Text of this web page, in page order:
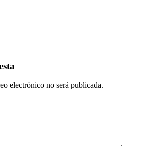
electrónico no será publicada.